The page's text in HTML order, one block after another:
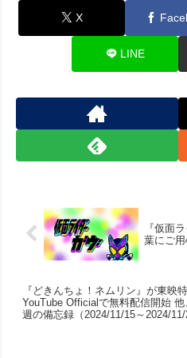
X
LINE
『仮面
葉にご
『どきんちょ！ネムリン』が東映
YouTube Officialで無料配信開始 他
週の備忘録（2024/11/15～2024/11/